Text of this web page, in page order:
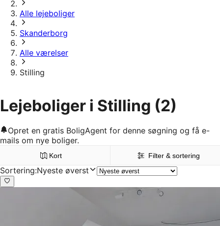
Alle lejeboliger
Skanderborg
Alle værelser
Stilling
Lejeboliger i Stilling (2)
Opret en gratis BoligAgent for denne søgning og få e-
mails om nye boliger.
Kort Filter & sortering
Sortering:Nyeste øverst